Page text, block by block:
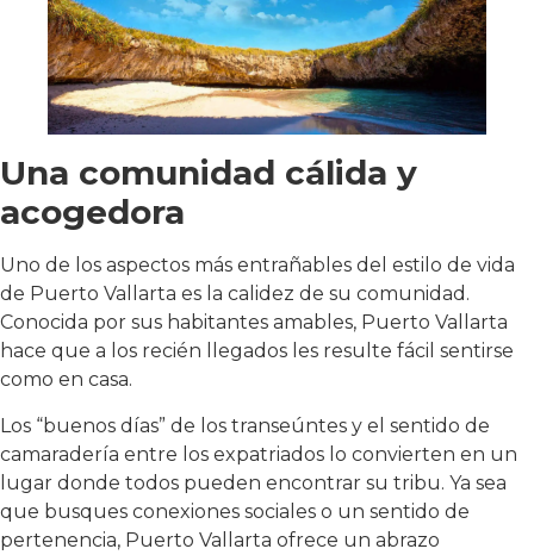
Una comunidad cálida y
acogedora
Uno de los aspectos más entrañables del estilo de vida
de Puerto Vallarta es la calidez de su comunidad.
Conocida por sus habitantes amables, Puerto Vallarta
hace que a los recién llegados les resulte fácil sentirse
como en casa.
Los “buenos días” de los transeúntes y el sentido de
camaradería entre los expatriados lo convierten en un
lugar donde todos pueden encontrar su tribu. Ya sea
que busques conexiones sociales o un sentido de
pertenencia, Puerto Vallarta ofrece un abrazo